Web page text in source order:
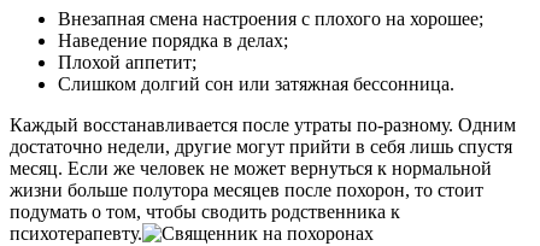
Внезапная смена настроения с плохого на хорошее;
Наведение порядка в делах;
Плохой аппетит;
Слишком долгий сон или затяжная бессонница.
Каждый восстанавливается после утраты по-разному. Одним
достаточно недели, другие могут прийти в себя лишь спустя
месяц. Если же человек не может вернуться к нормальной
жизни больше полутора месяцев после похорон, то стоит
подумать о том, чтобы сводить родственника к
психотерапевту.